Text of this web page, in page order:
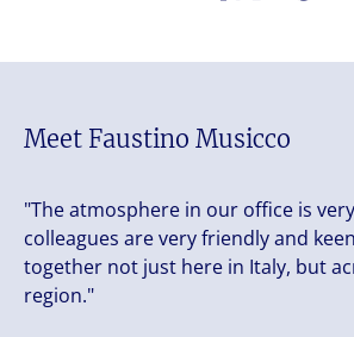
Meet Faustino Musicco
"The atmosphere in our office is
colleagues are very friendly and
together not just here in Italy, but
region."